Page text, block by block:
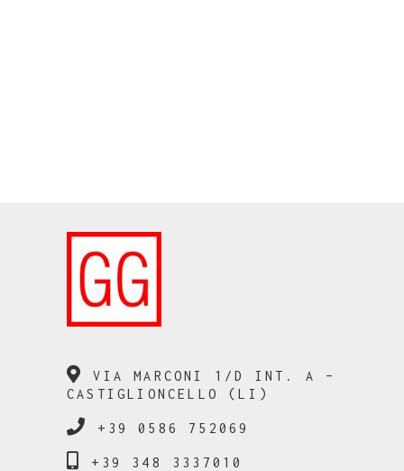
VIA MARCONI 1/D INT. A –
CASTIGLIONCELLO (LI)
+39 0586 752069
+39 348 3337010